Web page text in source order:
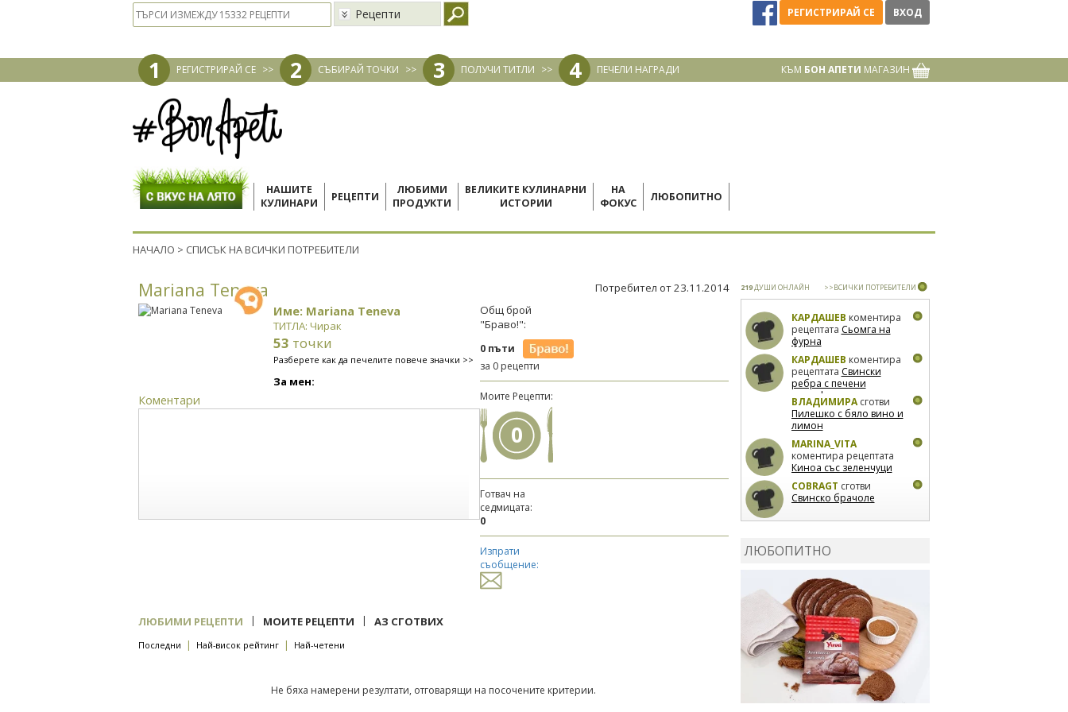
Рецепти РЕГИСТРИРАЙ СЕ ВХОД
1 РЕГИСТРИРАЙ СЕ >> 2 СЪБИРАЙ ТОЧКИ >> 3 ПОЛУЧИ ТИТЛИ >> 4 ПЕЧЕЛИ НАГРАДИ КЪМ БОН АПЕТИ МАГАЗИН
НАШИТЕ
КУЛИНАРИ
РЕЦЕПТИ
ЛЮБИМИ
ПРОДУКТИ
ВЕЛИКИТЕ КУЛИНАРНИ
ИСТОРИИ
НА
ФОКУС
ЛЮБОПИТНО
НАЧАЛО > СПИСЪК НА ВСИЧКИ ПОТРЕБИТЕЛИ
Mariana Teneva Потребител от 23.11.2014
Име: Mariana Teneva
ТИТЛА: Чирак
53 точки
Разберете как да печелите повече значки >>
За мен:
Коментари
Общ брой
"Браво!":
0 пъти
за 0 рецепти
Моите Рецепти:
0
Готвач на
седмицата:
0
Изпрати
съобщение:
ЛЮБИМИ РЕЦЕПТИ | МОИТЕ РЕЦЕПТИ | АЗ СГОТВИХ
Последни | Най-висок рейтинг | Най-четени
Не бяха намерени резултати, отговарящи на посочените критерии.
219ДУШИ ОНЛАЙН >>ВСИЧКИ ПОТРЕБИТЕЛИ
КАРДАШЕВ коментира
рецептата Сьомга на
фурна
КАРДАШЕВ коментира
рецептата Свински
ребра с печени
картофи
ВЛАДИМИРАсготви
Пилешко с бяло вино и
лимон
MARINA_VITA
коментира рецептата
Киноа със зеленчуци
COBRAGT сготви
Свинско брачоле
Фокача със синьо
сирене, лук и орехи
ЛЮБОПИТНО